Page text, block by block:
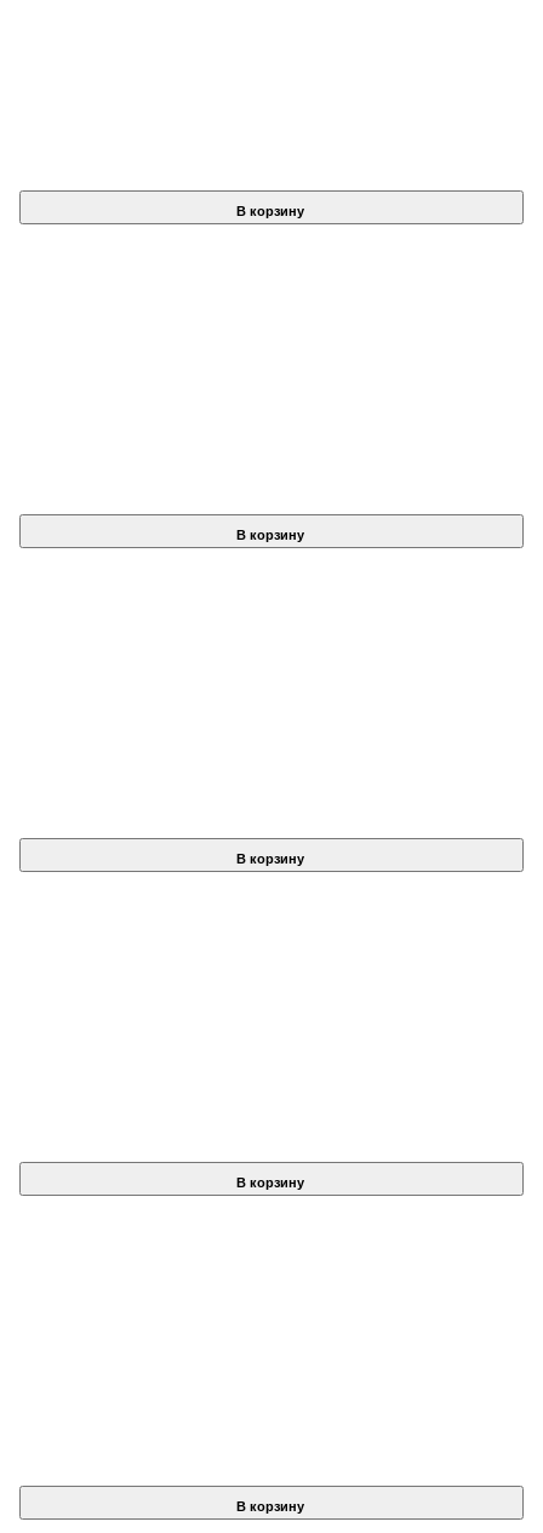
В корзину
В корзину
В корзину
В корзину
В корзину